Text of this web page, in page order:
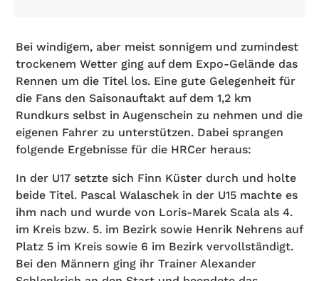
Bei windigem, aber meist sonnigem und zumindest
trockenem Wetter ging auf dem Expo-Gelände das
Rennen um die Titel los. Eine gute Gelegenheit für
die Fans den Saisonauftakt auf dem 1,2 km
Rundkurs selbst in Augenschein zu nehmen und die
eigenen Fahrer zu unterstützen. Dabei sprangen
folgende Ergebnisse für die HRCer heraus:
In der U17 setzte sich Finn Küster durch und holte
beide Titel. Pascal Walaschek in der U15 machte es
ihm nach und wurde von Loris-Marek Scala als 4.
im Kreis bzw. 5. im Bezirk sowie Henrik Nehrens auf
Platz 5 im Kreis sowie 6 im Bezirk vervollständigt.
Bei den Männern ging ihr Trainer Alexander